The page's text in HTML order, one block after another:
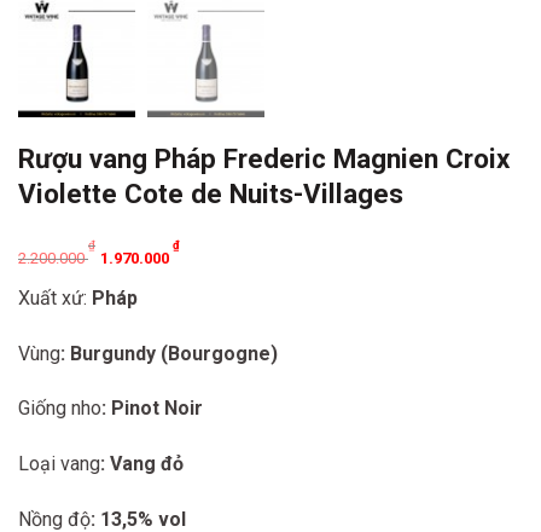
Rượu vang Pháp Frederic Magnien Croix
Violette Cote de Nuits-Villages
2.200.000
₫
Original
price
was:
2.200.000 ₫.
1.970.000
₫
Current
price
is:
1.970.000 ₫.
Xuất xứ: Pháp
Vùng: Burgundy (Bourgogne)
Giống nho: Pinot Noir
Loại vang: Vang đỏ
Nồng độ: 13,5% vol